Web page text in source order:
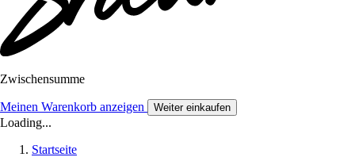
Zwischensumme
Meinen Warenkorb anzeigen Weiter einkaufen
Loading...
Startseite